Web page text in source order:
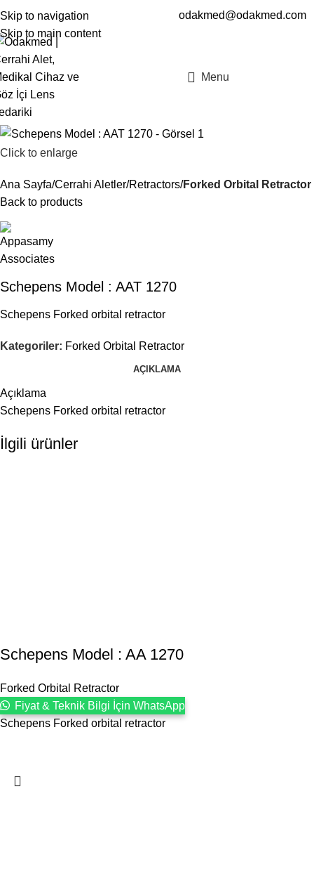
Skip to navigation
Skip to main content
ENTR odakmed@odakmed.com
Menu
Click to enlarge
Ana Sayfa Cerrahi Aletler Retractors Forked Orbital Retractor
Back to products
Schepens Model : AAT 1270
Schepens Forked orbital retractor
Kategoriler: Forked Orbital Retractor
AÇIKLAMA
Açıklama
Schepens Forked orbital retractor
İlgili ürünler
Schepens Model : AA 1270
Forked Orbital Retractor
Fiyat & Teknik Bilgi İçin WhatsApp
Schepens Forked orbital retractor